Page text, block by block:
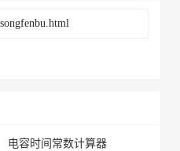
电容时间常数计算器